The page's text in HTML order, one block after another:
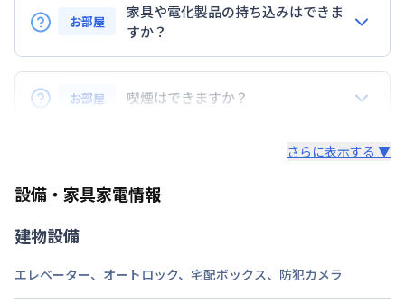
定員
2名
次回更新日
情報更新日より14日以内
お部屋
家具や電化製品の持ち込みはできま
すか？
お持ち込みいただけます。
ただし、標準設備として部屋に備え付けの家具・家電
以外の扱いについては当社では責任を負いかねます。
また、お持ち込みいただいた家具や家電はご退去時に
お部屋 喫煙はできますか？
さらに表示する ▼
設備・家具家電情報
建物設備
エレベーター、 オートロック、 宅配ボックス、 防犯カメラ